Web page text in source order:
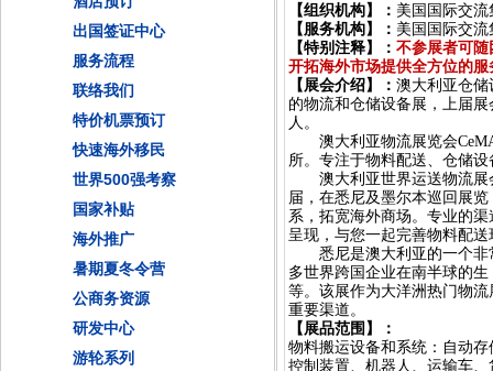
出国签证中心
服务流程
联络我们
特价机票预订
快速海外移民
世界500强考察
国家补贴
海外推广
暑期夏冬令营
公商务资源
研发中心
游轮系列
【组织机构】 ： 美国国际交流
【 服务机构】 ： 美国国际交流
【特别注释】： 不参展者可
开拓海外市场提供全方位的
【 展会介绍】： 澳大利亚仓
的物流和仓储设备展，上届
人。
澳大利亚物流展览会
所。专注于物料配送、仓储
澳大利亚世界运送物流展
届，在悉尼及墨尔本巡回展
系，拓宽海外商场。专业的
呈现，与您一起完善物料配
悉尼是澳大利亚的一个
多世界跨国企业在南半球的生
等。该展作为大洋洲热门物
重要渠道。
【 展品范围 】：
物料搬运设备和系统：自动
控制装置、机器人、运输车